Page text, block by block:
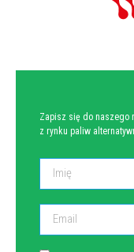
Zapisz się do naszego
z rynku paliw